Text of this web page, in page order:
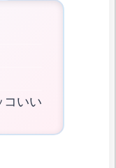
コいい